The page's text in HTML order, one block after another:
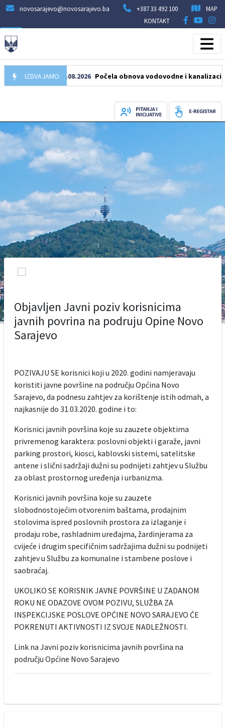
novosarajevo@novosarajevo.ba +387 33 492 100
MAP
KONTAKT
IZDVAJAMO
05.08.2026 Počela obnova vodovodne i kanalizacione
Objavljen Javni poziv korisnicima
javnih povrina na podruju Opine Novo
Sarajevo
POZIVAJU SE korisnici koji u 2020. godini namjeravaju
koristiti javne površine na području Općina Novo
Sarajevo, da podnesu zahtjev za korištenje istih odmah, a
najkasnije do 31.03.2020. godine i to:
Korisnici javnih površina koje su zauzete objektima
privremenog karaktera: poslovni objekti i garaže, javni
parking prostori, kiosci, kablovski sistemi, satelitske
antene i slični sadržaji dužni su podnijeti zahtjev u Službu
za oblast prostornog uređenja i urbanizma.
Korisnici javnih površina koje su zauzete
slobodnostojećim otvorenim baštama, prodajnim
stolovima ispred poslovnih prostora za izlaganje i
prodaju robe, rashladnim uređajma, žardinjerama za
cvijeće i drugim specifičnim sadržajima dužni su podnijeti
zahtjev u Službu za komunalne i stambene poslove i
saobraćaj.
UKOLIKO SE KORISNIK JAVNE POVRŠINE U ZADANOM
ROKU NE ODAZOVE OVOM POZIVU, SLUŽBA ZA
INSPEKCIJSKE POSLOVE OPĆINE NOVO SARAJEVO ĆE
POKRENUTI AKTIVNOSTI IZ SVOJE NADLEŽNOSTI.
Link na Javni poziv korisnicima javnih površina na
području Općine Novo Sarajevo